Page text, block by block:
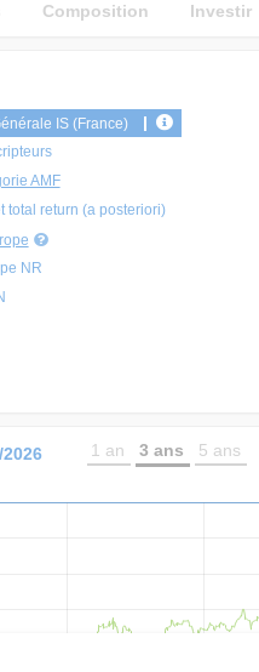
Composition Investir
IS (France)
AMF
total return (a posteriori)
NR
2026 1 an 3 ans 5 ans